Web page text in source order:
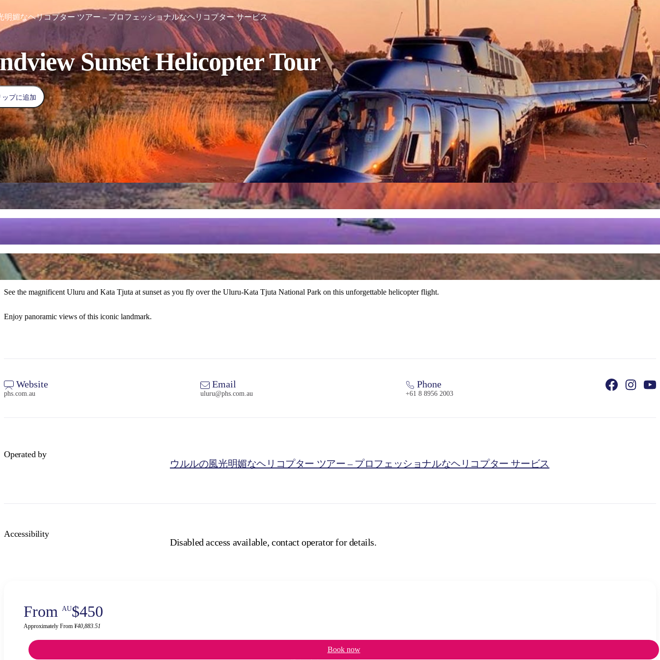
明媚なヘリコプター ツアー – プロフェッショナルなヘリコプター サービス
Sunset Helicopter Tour
プに追加
See the magnificent Uluru and Kata Tjuta at sunset as you fly over the Uluru-Kata Tjuta National Park on this unforgettable helicopter flight.
Enjoy panoramic views of this iconic landmark.
Website
phs.com.au
Email
uluru@phs.com.au
Phone
+61 8 8956 2003
Operated by
ウルルの風光明媚なヘリコプター ツアー – プロフェッショナルなヘリコプター サービス
Accessibility
Disabled access available, contact operator for details.
From AU$450
Approximately From ¥40,883.51
Book now